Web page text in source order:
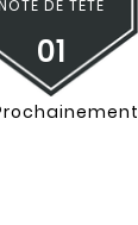
DE TÊTE
01